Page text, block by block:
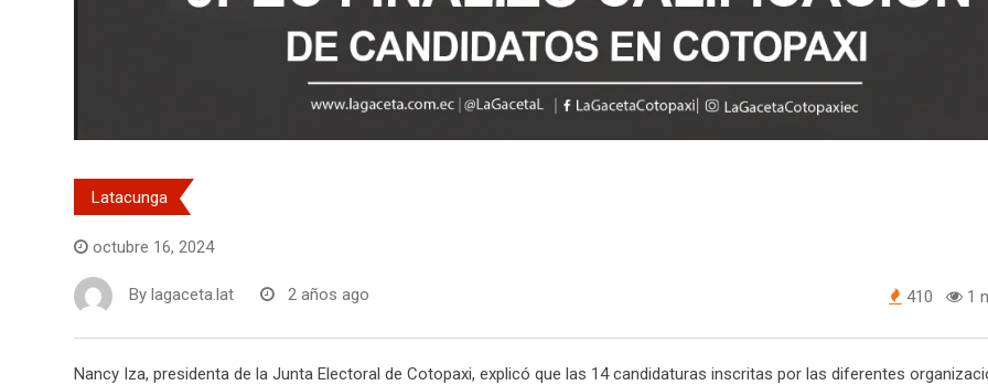
Latacunga
octubre 16, 2024
By lagaceta.lat 2 años ago 410 1
Nancy Iza, presidenta de la Junta Electoral de Cotopaxi, explicó que las 14 candidaturas inscritas por las diferentes